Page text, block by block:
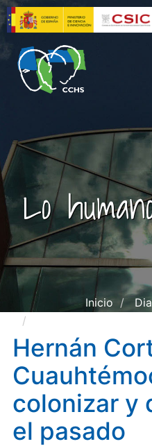
Pasar
al
contenido
principal
Lo
Inicio
Hernán
colonizar y
el pasado